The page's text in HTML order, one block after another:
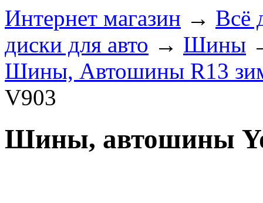
Интернет магазин → Всё
диски для авто → Шины
Шины, Автошины R13
V903
Шины, автошины